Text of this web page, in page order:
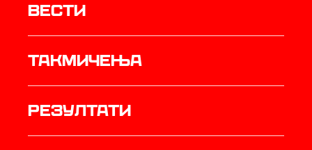
Вести
Такмичења
резултати